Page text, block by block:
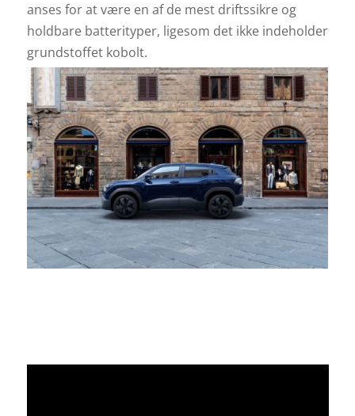
anses for at være en af de mest driftssikre og
holdbare batterityper, ligesom det ikke indeholder
grundstoffet kobolt.